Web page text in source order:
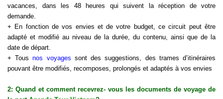
vacances, dans les 48 heures qui suivent la réception de votre
demande.
+ En fonction de vos envies et de votre budget, ce circuit peut être
adapté et modifié au niveau de la durée, du contenu, ainsi que de la
date de départ.
+ Tousnos voyages sont des suggestions, des trames d’itinéraires
pouvant être modifiés, recomposes, prolongés et adaptés à vos envies
2: Quand et comment recevrez- vous les documents de voyage de